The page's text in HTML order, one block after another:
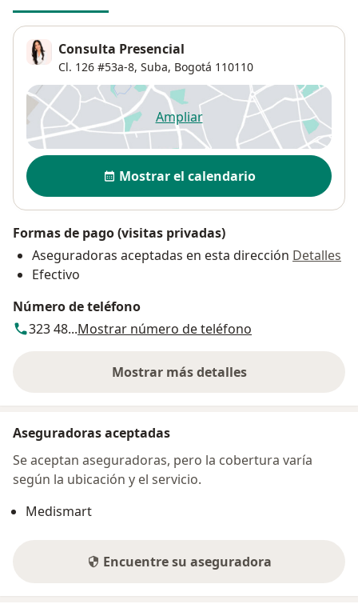
Consulta Presencial
Cl. 126 #53a-8, Suba, Bogotá 110110
Ampliarse abre en una nueva
Disponibilidad
Mostrar el calendario
Formas de pago (visitas privadas)
Aseguradoras aceptadas en esta dirección Detalles
Efectivo
Número de teléfono
323 48...Mostrar número de teléfono
Mostrar más detalles
sobre la dirección
Aseguradoras aceptadas
Se aceptan aseguradoras, pero la cobertura varía
según la ubicación y el servicio.
Medismart
Encuentre su aseguradora